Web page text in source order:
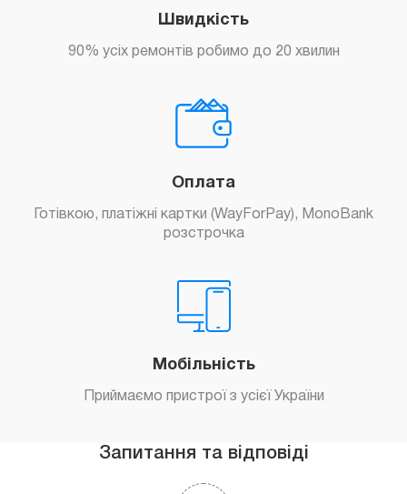
Швидкість
90% усіх ремонтів робимо до 20 хвилин
Оплата
Готівкою, платіжні картки (WayForPay), MonoBank
розстрочка
Мобільність
Приймаємо пристрої з усієї України
Запитання та відповіді